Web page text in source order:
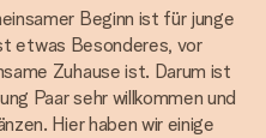
Beginn ist für junge
etwas Besonderes, vor
Zuhause ist. Darum ist
Paar sehr willkommen und
Hier haben wir einige